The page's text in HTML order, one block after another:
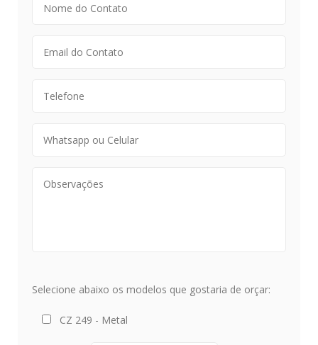
Selecione abaixo os modelos que gostaria de orçar:
CZ 249 - Metal